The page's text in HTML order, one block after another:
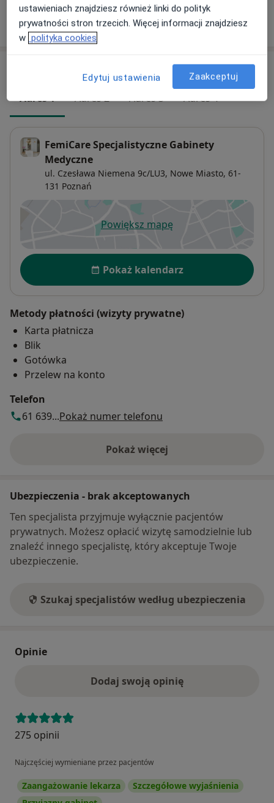
W jaki sposób ustalane są ceny?
Adres 1 Adres 2 Adres 3 Adres 4
FemiCare Specjalistyczne Gabinety
Medyczne
ul. Czesława Niemena 9c/LU3, Nowe Miasto, 61-
131 Poznań
Powiększ mapęotwiera się w nowej karcie
Dostępność
Pokaż kalendarz
Metody płatności (wizyty prywatne)
Karta płatnicza
Blik
Gotówka
Przelew na konto
Telefon
61 639...Pokaż numer telefonu
Pokaż więcej
o adresie
Ubezpieczenia - brak akceptowanych
Ten specjalista przyjmuje wyłącznie pacjentów
prywatnych. Możesz opłacić wizytę samodzielnie lub
znaleźć innego specjalistę, który akceptuje Twoje
ubezpieczenie.
Szukaj specjalistów według ubezpieczenia
Opinie
Dodaj swoją opinię
275 opinii
Najczęściej wymieniane przez pacjentów
Zaangażowanie lekarza
Szczegółowe wyjaśnienia
ustawieniach znajdziesz również linki do polityk
prywatności stron trzecich. Więcej informacji znajdziesz
w polityka cookies
Edytuj ustawienia Zaakceptuj